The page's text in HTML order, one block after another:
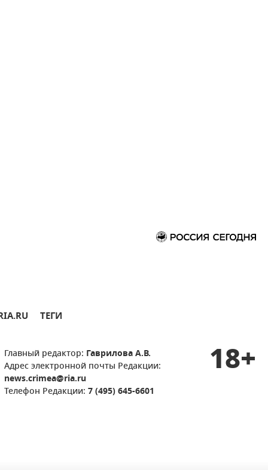
ТЕГИ
Главный редактор: Гаврилова А.В.
Адрес электронной почты Редакции:
news.crimea@ria.ru
Телефон Редакции: 7 (495) 645-6601
18+